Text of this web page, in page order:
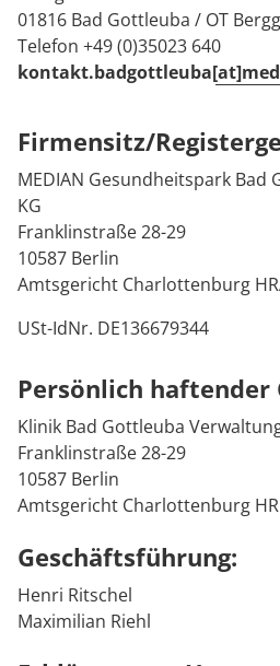
Blog
Downloads
FAQs
Kontakt
Anpassungsstörungen
Kardiologie
Psychosomatische
Chronische
Bewegungsapparates
Einnässen und Einkoten
Anpassungsstörungen
Chronische
Erkrankungen des Stütz-
Bewegungsapparates
Kosten & Kostenträger
Zuzahlung & Befreiung
MEDIAN Kliniken im Überblick
Medizin & Teilhabe
Kinder-und Jugendreha
Gastroenterologie
Geriatrie
Gynäkologie
HTS & Cochlea
Long Covid
Onkologie
Pneumologie
Rheumatologie
Prävention
Nachsorge
Qualität & Expertise
Energiepolitik
Publikationsdatenbank
Ihr Weg zu MEDIAN
Kosten & Kostenträger
Zuzahlung & Befreiung
Reha Checkliste
Zuweiser
Über MEDIAN
Kooperationen
Presse
Blog
Karriere
01816 Bad Gottleuba / OT
Telefon +49 (0)35023 640
Firmensitz/
MEDIAN Gesundheitspark Bad
KG
Franklinstraße 28-29
10587 Berlin
Amtsgericht Charlottenburg
USt-IdNr. DE136679344
Persönlich haftender
Klinik Bad Gottleuba
Franklinstraße 28-29
10587 Berlin
Amtsgericht Charlottenburg
Geschäftsführung:
Henri Ritschel
Maximilian Riehl